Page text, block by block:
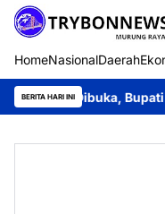
HomeNasionalDaerah
BERITA HARI INI
Dibuka, Bupati Heriyus